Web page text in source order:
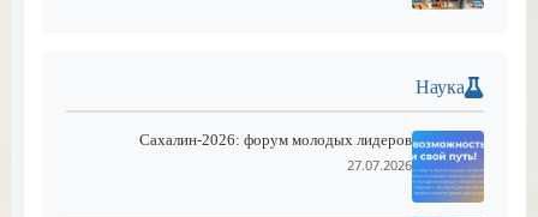
Наука
Сахалин-2026: форум молодых лидеров
27.07.2026